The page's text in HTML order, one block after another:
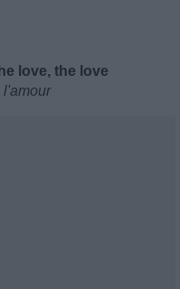
love, the love
l'amour